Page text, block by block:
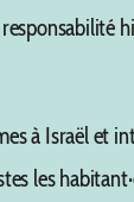
à Israël
les